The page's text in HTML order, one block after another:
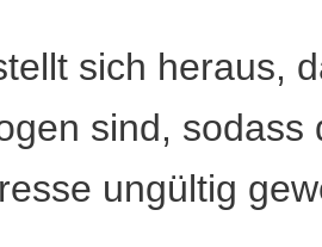
sich heraus,
sind,
ungültig